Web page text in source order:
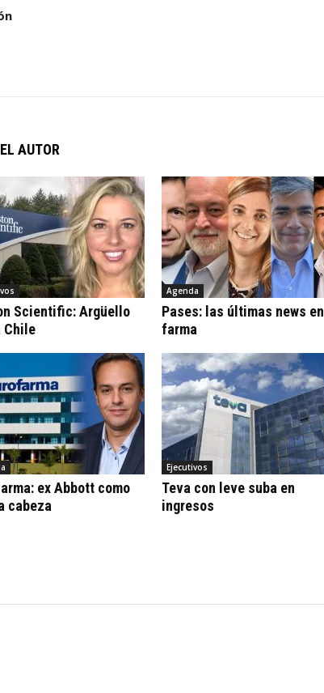
AUTOR
Scientific: Argüello
Chile
Agenda
Pases: las últimas news en
farma
ex Abbott como
cabeza
Ejecutivos
Teva con leve suba en
ingresos